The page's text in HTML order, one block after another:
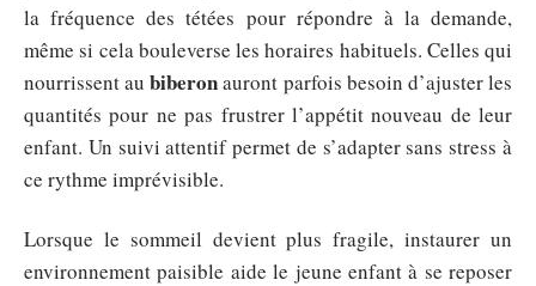
la fréquence des tétées pour répondre à la demande,
même si cela bouleverse les horaires habituels. Celles qui
nourrissent aubiberonauront parfois besoin d’ajuster les
quantités pour ne pas frustrer l’appétit nouveau de leur
enfant. Un suivi attentif permet de s’adapter sans stress à
ce rythme imprévisible.
Lorsque le sommeil devient plus fragile, instaurer un
environnement paisible aide le jeune enfant à se reposer